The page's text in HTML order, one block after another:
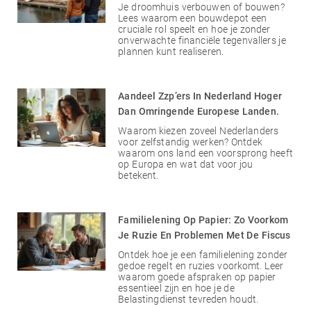
Je droomhuis verbouwen of bouwen?
Lees waarom een bouwdepot een
cruciale rol speelt en hoe je zonder
onverwachte financiële tegenvallers je
plannen kunt realiseren.
Aandeel Zzp’ers In Nederland Hoger
Dan Omringende Europese Landen.
Waarom kiezen zoveel Nederlanders
voor zelfstandig werken? Ontdek
waarom ons land een voorsprong heeft
op Europa en wat dat voor jou
betekent.
Familielening Op Papier: Zo Voorkom
Je Ruzie En Problemen Met De Fiscus
Ontdek hoe je een familielening zonder
gedoe regelt en ruzies voorkomt. Leer
waarom goede afspraken op papier
essentieel zijn en hoe je de
Belastingdienst tevreden houdt.